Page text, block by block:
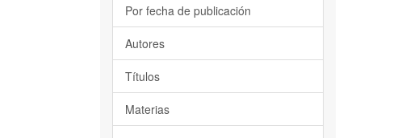
Por fecha de publicación
Autores
Títulos
Materias